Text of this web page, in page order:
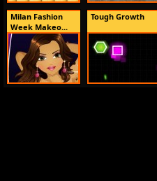
Milan Fashion
Week Makeo...
Tough Growth